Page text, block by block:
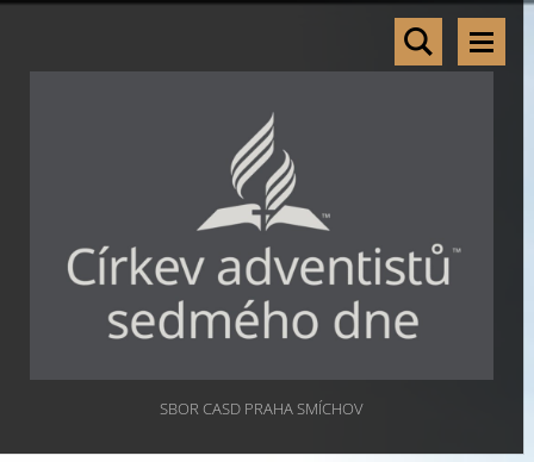
SBOR CASD PRAHA SMÍCHOV